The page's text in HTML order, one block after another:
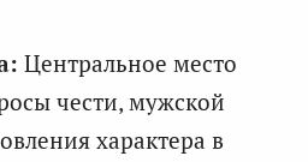
Центральное место
чести, мужской
характера в